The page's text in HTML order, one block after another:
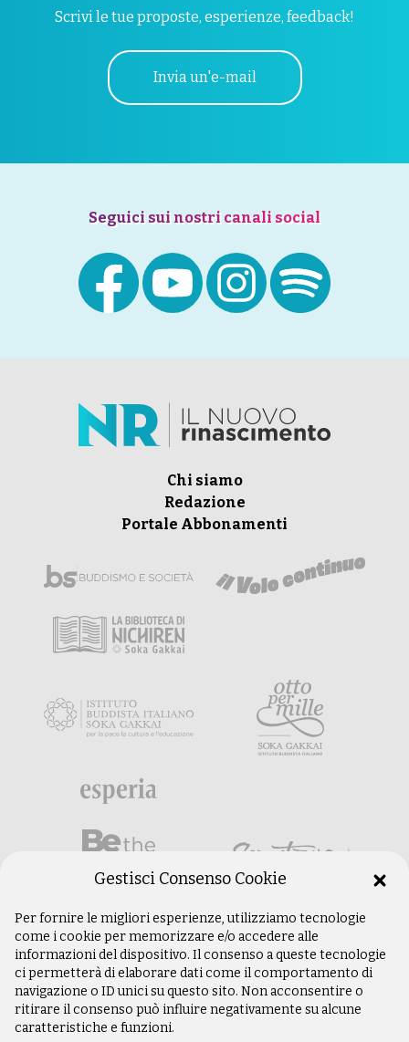
Scrivi le tue proposte, esperienze, feedback!
Invia un'e-mail
Seguici sui nostri canali social
Chi siamo
Redazione
Portale Abbonamenti
©Copyright 2003 –
Gestisci Consenso Cookie
Per fornire le migliori esperienze, utilizziamo tecnologie
come i cookie per memorizzare e/o accedere alle
informazioni del dispositivo. Il consenso a queste tecnologie
ci permetterà di elaborare dati come il comportamento di
navigazione o ID unici su questo sito. Non acconsentire o
ritirare il consenso può influire negativamente su alcune
caratteristiche e funzioni.